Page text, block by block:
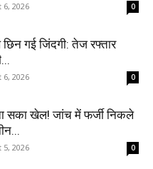
6, 2026 0
गई जिंदगी: तेज रफ्तार
6, 2026 0
सका खेल! जांच में फर्जी निकले
5, 2026 0